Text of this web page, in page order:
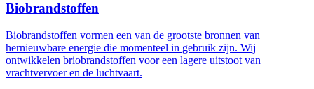
Biobrandstoffen
Biobrandstoffen vormen een van de grootste bronnen van
hernieuwbare energie die momenteel in gebruik zijn. Wij
ontwikkelen briobrandstoffen voor een lagere uitstoot van
vrachtvervoer en de luchtvaart.